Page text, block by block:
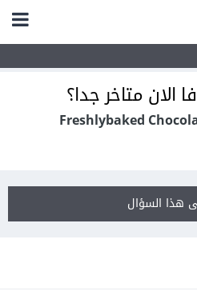
الان متاخر جدا؟
هذا السؤال